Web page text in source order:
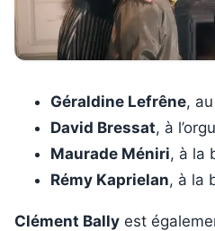
Géraldine Lefrêne,
David Bressat, à
Maurade Méniri, à la
Rémy Kaprielan, à la
Clément Bally est